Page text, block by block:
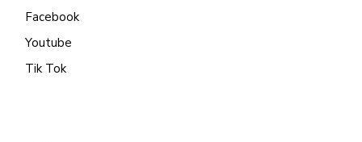
Facebook
Youtube
Tik Tok